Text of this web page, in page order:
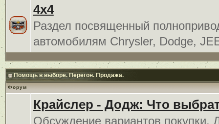
4x4
Раздел посвященный
автомобилям Chrysler, Dodge,
Помощь в выборе. Перегон. Продажа.
Форум
Крайслер - Додж: Что
Обсуждение вариантов покупки.